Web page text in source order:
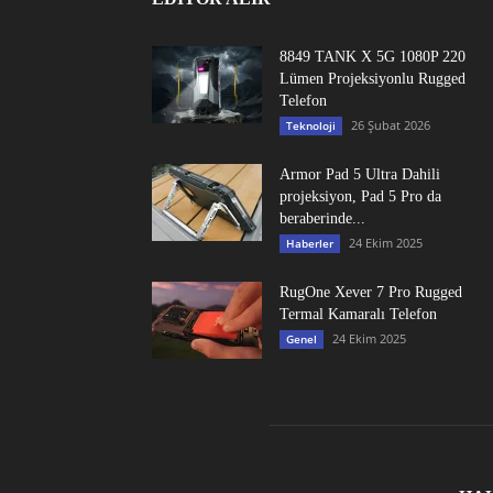
8849 TANK X 5G 1080P 220
Lümen Projeksiyonlu Rugged
Telefon
Teknoloji 26 Şubat 2026
Armor Pad 5 Ultra Dahili
projeksiyon, Pad 5 Pro da
beraberinde...
Haberler 24 Ekim 2025
RugOne Xever 7 Pro Rugged
Termal Kamaralı Telefon
Genel 24 Ekim 2025